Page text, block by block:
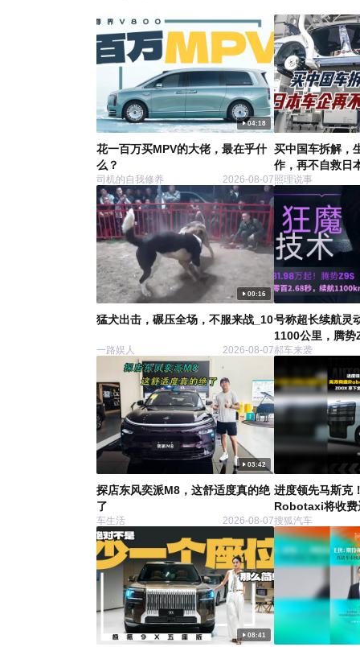
04:18
花一百万买MPV的大佬，最在乎什
么？
司机的自我修养 2026-08-07
买中国车拆解，
作，再不自救日
了
照理说事
00:16
猛犬出击，碾压全场，不服来战_10
一路娱人 2026-08-07
号称超长续航灵
1100公里，腾
郝车来袭
03:42
探店东风奕派M8，这舒适度真的绝
了
车生活 2026-08-07
进度领先马斯克
Robotaxi将收
球首张合规许可
搜狐汽车
08:41